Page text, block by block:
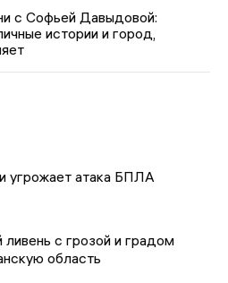
с Софьей Давыдовой:
истории и город,
угрожает атака БПЛА
ливень с грозой и градом
область